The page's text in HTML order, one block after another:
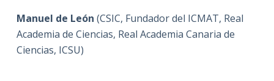
Manuel de León (CSIC, Fundador del ICMAT, Real
Academia de Ciencias, Real Academia Canaria de
Ciencias, ICSU)